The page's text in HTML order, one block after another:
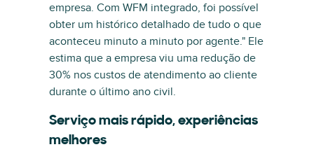
empresa. Com WFM integrado, foi possível
obter um histórico detalhado de tudo o que
aconteceu minuto a minuto por agente." Ele
estima que a empresa viu uma redução de
30% nos custos de atendimento ao cliente
durante o último ano civil.
Serviço mais rápido, experiências
melhores